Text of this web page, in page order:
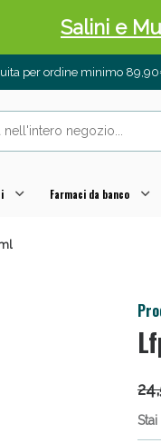
per ordine minimo
Farmaci da banco
Salini e